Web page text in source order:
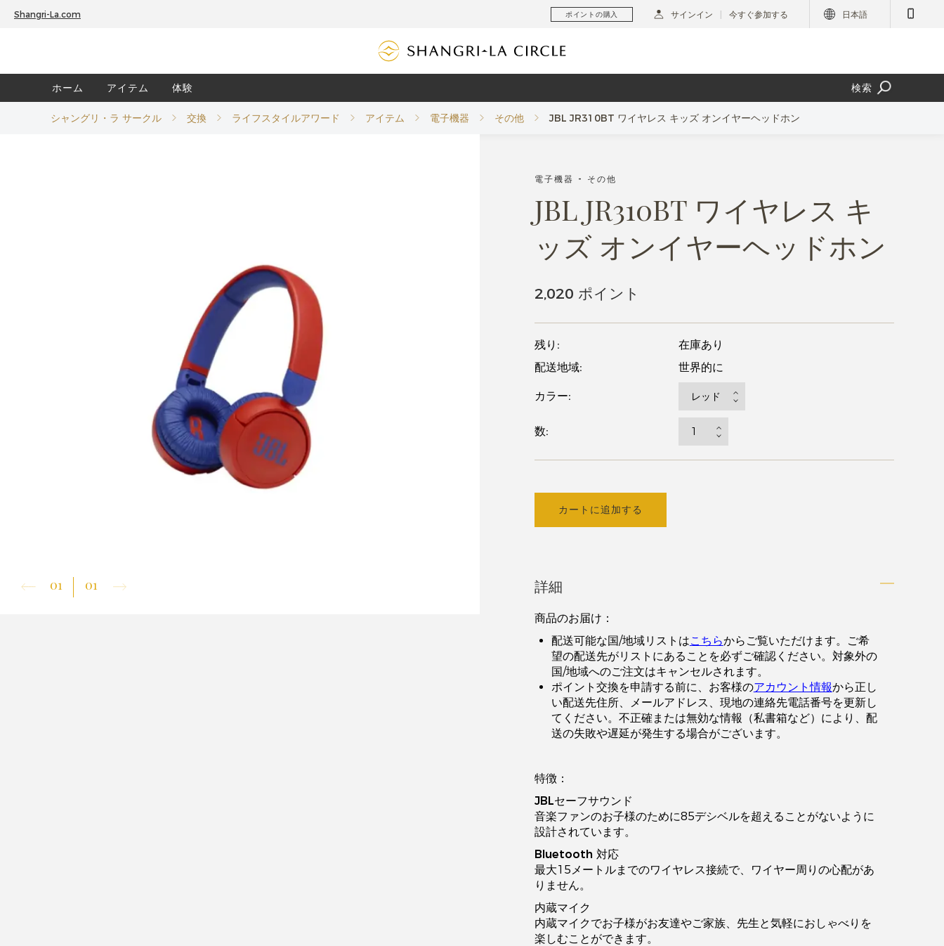
Shangri-La.com ポイントの購入 サインイン 今すぐ参加する 日本語
ホーム アイテム 体験 検索
シャングリ・ラ サークル 交換 ライフスタイルアワード アイテム 電子機器 その他 JBL JR310BT ワイヤレス キッズ オンイヤーヘッドホン
01 01
電子機器 - その他
JBL JR310BT ワイヤレス キ
ッズ オンイヤーヘッドホン
2,020 ポイント
残り:
在庫あり
配送地域:
世界的に
カラー:
数:
カートに追加する
詳細
商品のお届け：
配送可能な国/地域リストはこちらからご覧いただけます。ご希
望の配送先がリストにあることを必ずご確認ください。対象外の
国/地域へのご注文はキャンセルされます。
ポイント交換を申請する前に、お客様のアカウント情報から正し
い配送先住所、メールアドレス、現地の連絡先電話番号を更新し
てください。不正確または無効な情報（私書箱など）により、配
送の失敗や遅延が発生する場合がございます。
特徴：
JBLセーフサウンド
音楽ファンのお子様のために85デシベルを超えることがないように
設計されています。
Bluetooth 対応
最大15メートルまでのワイヤレス接続で、ワイヤー周りの心配があ
りません。
内蔵マイク
内蔵マイクでお子様がお友達やご家族、先生と気軽におしゃべりを
楽しむことができます。